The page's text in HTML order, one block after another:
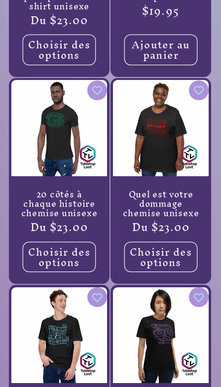
shirt unisexe
Prix
habituel
Du $23.00
Choisir des
options
Prix
habituel
$19.95
Ajouter au
panier
20 côtés à
chaque histoire
chemise unisexe
Prix
habituel
Du $23.00
Choisir des
options
Quel est votre
dommage
chemise unisexe
Prix
habituel
Du $23.00
Choisir des
options